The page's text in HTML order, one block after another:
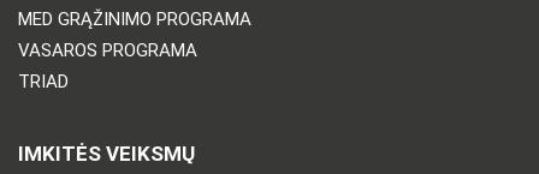
MED GRĄŽINIMO PROGRAMA
VASAROS PROGRAMA
TRIAD
IMKITĖS VEIKSMŲ